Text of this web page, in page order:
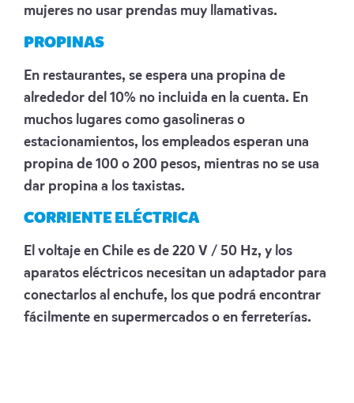
mujeres no usar prendas muy llamativas.
PROPINAS
En restaurantes, se espera una propina de
alrededor del 10% no incluida en la cuenta. En
muchos lugares como gasolineras o
estacionamientos, los empleados esperan una
propina de 100 o 200 pesos, mientras no se usa
dar propina a los taxistas.
CORRIENTE ELÉCTRICA
El voltaje en Chile es de 220 V / 50 Hz, y los
aparatos eléctricos necesitan un adaptador para
conectarlos al enchufe, los que podrá encontrar
fácilmente en supermercados o en ferreterías.